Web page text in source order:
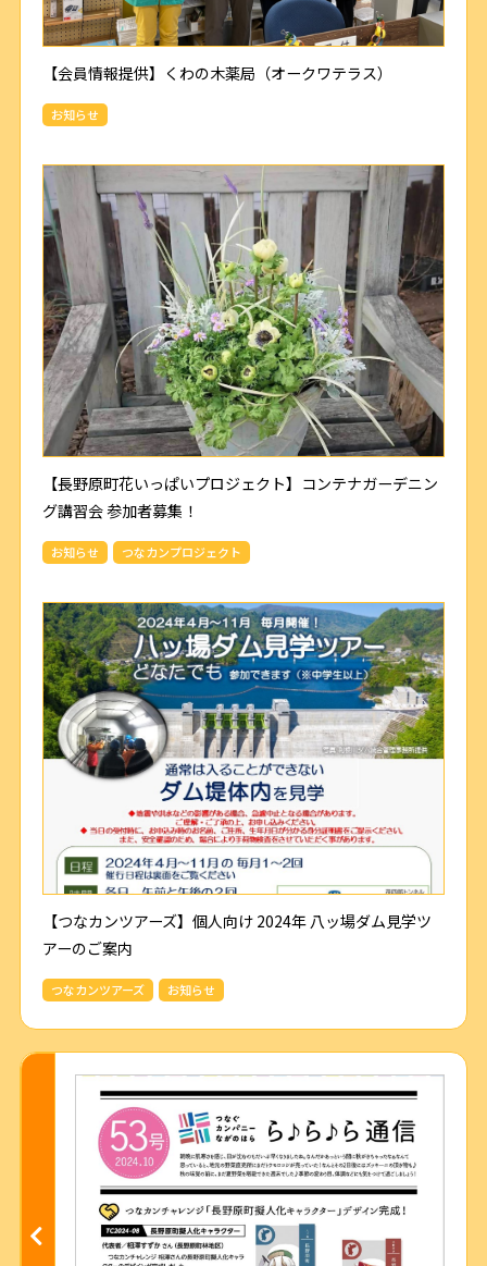
【会員情報提供】くわの木薬局（オークワテラス）
お知らせ
【長野原町花いっぱいプロジェクト】コンテナガーデニン
グ講習会 参加者募集！
お知らせ つなカンプロジェクト
【つなカンツアーズ】個人向け 2024年 八ッ場ダム見学ツ
アーのご案内
つなカンツアーズ お知らせ